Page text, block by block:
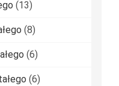
(13)
(8)
(6)
(6)